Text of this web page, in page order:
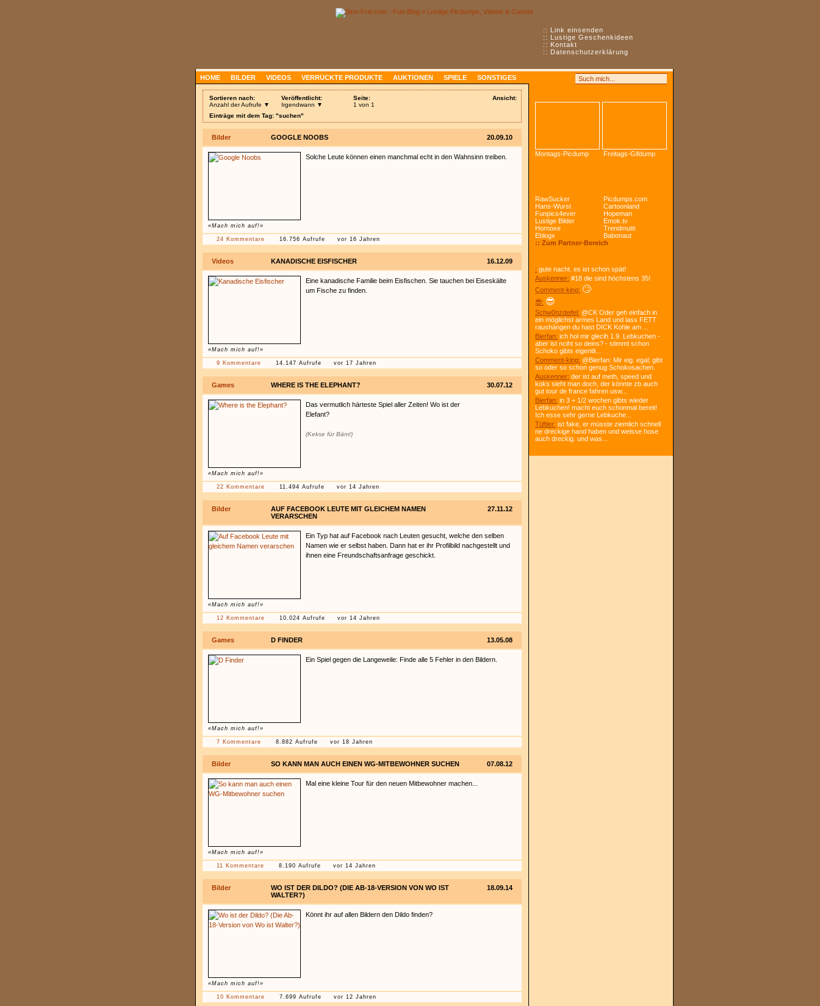
:: Link einsenden
:: Lustige Geschenkideen
:: Kontakt
:: Datenschutzerklärung
HOME BILDER VIDEOS VERRÜCKTE PRODUKTE AUKTIONEN SPIELE SONSTIGES
Ansicht:
Sortieren nach:
Anzahl der Aufrufe ▼
Veröffentlicht:
Irgendwann ▼
Seite:
1 von 1
Einträge mit dem Tag: "suchen"
Bilder 20.09.10
GOOGLE NOOBS
«Mach mich auf!»
Solche Leute können einen manchmal echt in den Wahnsinn treiben.
24 Kommentare 16.756 Aufrufe vor 16 Jahren
Videos 16.12.09
KANADISCHE EISFISCHER
«Mach mich auf!»
Eine kanadische Familie beim Eisfischen. Sie tauchen bei Eiseskälte
um Fische zu finden.
9 Kommentare 14.147 Aufrufe vor 17 Jahren
Games 30.07.12
WHERE IS THE ELEPHANT?
«Mach mich auf!»
Das vermutlich härteste Spiel aller Zeiten! Wo ist der
Elefant?
(Kekse für Bäm!)
22 Kommentare 11.494 Aufrufe vor 14 Jahren
Bilder 27.11.12
AUF FACEBOOK LEUTE MIT GLEICHEM NAMEN
VERARSCHEN
«Mach mich auf!»
Ein Typ hat auf Facebook nach Leuten gesucht, welche den selben
Namen wie er selbst haben. Dann hat er ihr Profilbild nachgestellt und
ihnen eine Freundschaftsanfrage geschickt.
12 Kommentare 10.024 Aufrufe vor 14 Jahren
Games 13.05.08
D FINDER
«Mach mich auf!»
Ein Spiel gegen die Langeweile: Finde alle 5 Fehler in den Bildern.
7 Kommentare 8.882 Aufrufe vor 18 Jahren
Bilder 07.08.12
SO KANN MAN AUCH EINEN WG-MITBEWOHNER SUCHEN
«Mach mich auf!»
Mal eine kleine Tour für den neuen Mitbewohner machen...
11 Kommentare 8.190 Aufrufe vor 14 Jahren
Bilder 18.09.14
WO IST DER DILDO? (DIE AB-18-VERSION VON WO IST
WALTER?)
«Mach mich auf!»
Könnt ihr auf allen Bildern den Dildo finden?
10 Kommentare 7.699 Aufrufe vor 12 Jahren
Montags-Picdump Freitags-Gifdump
RawSucker
Picdumps.com
Hans-Wurst
Cartoonland
Funpics4ever
Hopeman
Lustige Bilder
Emok.tv
Hornoxe
Trendmutti
Eblogx
Babonaut
:: Zum Partner-Bereich
: gute nacht. es ist schon spät!
Auskenner: #18 die sind höchstens 35!
Comment-king: 🙄
😎: 😎
Schw0nzdeifel: @CK Oder geh einfach in
ein möglichst armes Land und lass FETT
raushängen du hast DICK Kohle am ...
Bierfan: ich hol mir glecih 1.9. Lebkuchen -
aber ist nciht so deins? - stimmt schon
Schoko gibts eigentli...
Comment-king: @Bierfan: Mir eig. egal; gibt
so oder so schon genug Schokosachen.
Auskenner: der ist auf meth, speed und
koks sieht man doch, der könnte zb auch
gut tour de france fahren usw...
Bierfan: in 3 + 1/2 wochen gibts wieder
Lebkuchen! macht euch schonmal bereit!
Ich esse sehr gerne Lebkuche...
Tüftler: ist fake, er müsste ziemlich schnell
ne dreckige hand haben und weisse hose
auch dreckig. und was...